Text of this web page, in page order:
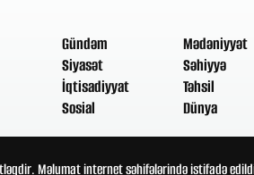
Gündəm
Siyasət
İqtisadiyyat
Sosial
Mədəniyyət
Səhiyyə
Təhsil
Dünya
Məlumat internet səhifələrində istifadə